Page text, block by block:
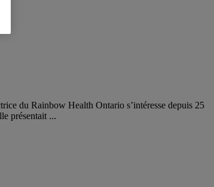
du Rainbow Health Ontario s’intéresse depuis 25
présentait ...